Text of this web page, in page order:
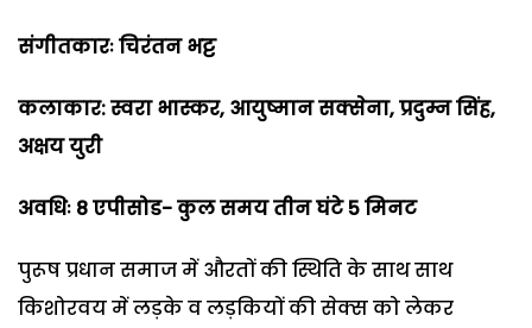
संगीतकारः चिरंतन भट्ट
कलाकार: स्वरा भास्कर, आयुष्मान सक्सेना, प्रदुम्न सिंह,
अक्षय युरी
अवधिः 8 एपीसोड- कुल समय तीन घंटे 5 मिनट
पुरूष प्रधान समाज में औरतों की स्थिति के साथ साथ
किशोरवय में लड़के व लड़कियों की सेक्स को लेकर